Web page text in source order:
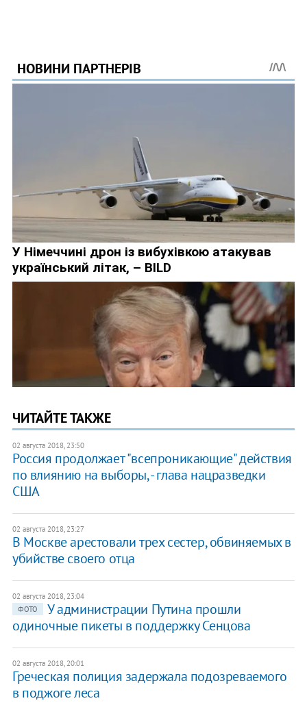
ЧИТАЙТЕ ТАКЖЕ
02 августа 2018, 23:50
Россия продолжает "всепроникающие" действия
по влиянию на выборы, - глава нацразведки
США
02 августа 2018, 23:27
В Москве арестовали трех сестер, обвиняемых в
убийстве своего отца
02 августа 2018, 23:04
ФОТО
У администрации Путина прошли
одиночные пикеты в поддержку Сенцова
02 августа 2018, 20:01
Греческая полиция задержала подозреваемого
в поджоге леса